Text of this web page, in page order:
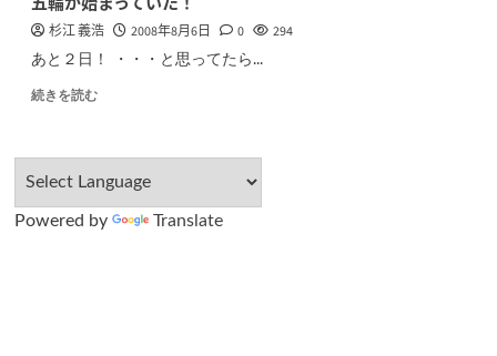
杉江 義浩 2008年8月6日 0 294
あと２日！ ・・・と思ってたら...
続きを読む
Powered by Translate